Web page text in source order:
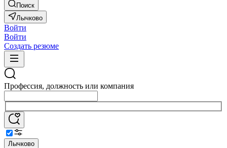
Поиск
Лычково
Войти
Войти
Создать резюме
Профессия, должность или компания
Лычково